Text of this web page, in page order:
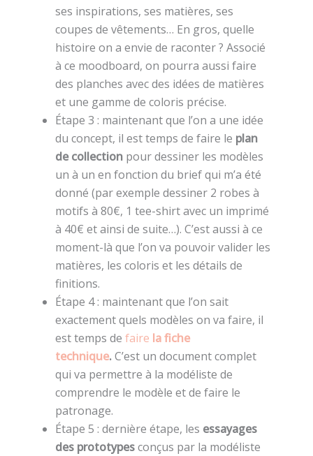
ses inspirations, ses matières, ses
coupes de vêtements… En gros, quelle
histoire on a envie de raconter ? Associé
à ce moodboard, on pourra aussi faire
des planches avec des idées de matières
et une gamme de coloris précise.
Étape 3 : maintenant que l’on a une idée
du concept, il est temps de faire le plan
de collectionpour dessiner les modèles
un à un en fonction du brief qui m’a été
donné (par exemple dessiner 2 robes à
motifs à 80€, 1 tee-shirt avec un imprimé
à 40€ et ainsi de suite…). C’est aussi à ce
moment-là que l’on va pouvoir valider les
matières, les coloris et les détails de
finitions.
Étape 4 : maintenant que l’on sait
exactement quels modèles on va faire, il
est temps de faire la fiche
technique.C’est un document complet
qui va permettre à la modéliste de
comprendre le modèle et de faire le
patronage.
Étape 5 : dernière étape, les essayages
des prototypesconçus par la modéliste